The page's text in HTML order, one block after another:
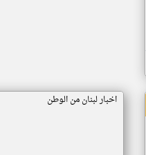
اخبار لبنان من الوطن